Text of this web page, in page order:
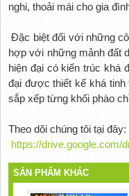
nghi, thoải mái cho gia
Đặc biệt đối với những
hợp với những mảnh đất
hiện đại có kiến trúc khá
đại được thiết kế khá
sắp xếp từng khối phào
Theo dõi chúng tôi tại đây:
https://drive.google.com/
SẢN PHẨM KHÁC